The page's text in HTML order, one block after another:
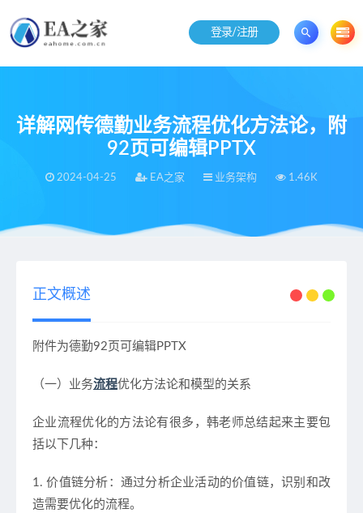
登录/注册
详解网传德勤业务流程优化方法论，附
92页可编辑PPTX
2024-04-25 EA之家 业务架构 1.46K
当前位置：EA之家 详解网传德勤业务流程优化方法论，附92页可编辑PPTX
正文概述
附件为德勤92页可编辑PPTX
（一）业务流程优化方法论和模型的关系
企业流程优化的方法论有很多，韩老师总结起来主要包
括以下几种：
1. 价值链分析：通过分析企业活动的价值链，识别和改
造需要优化的流程。